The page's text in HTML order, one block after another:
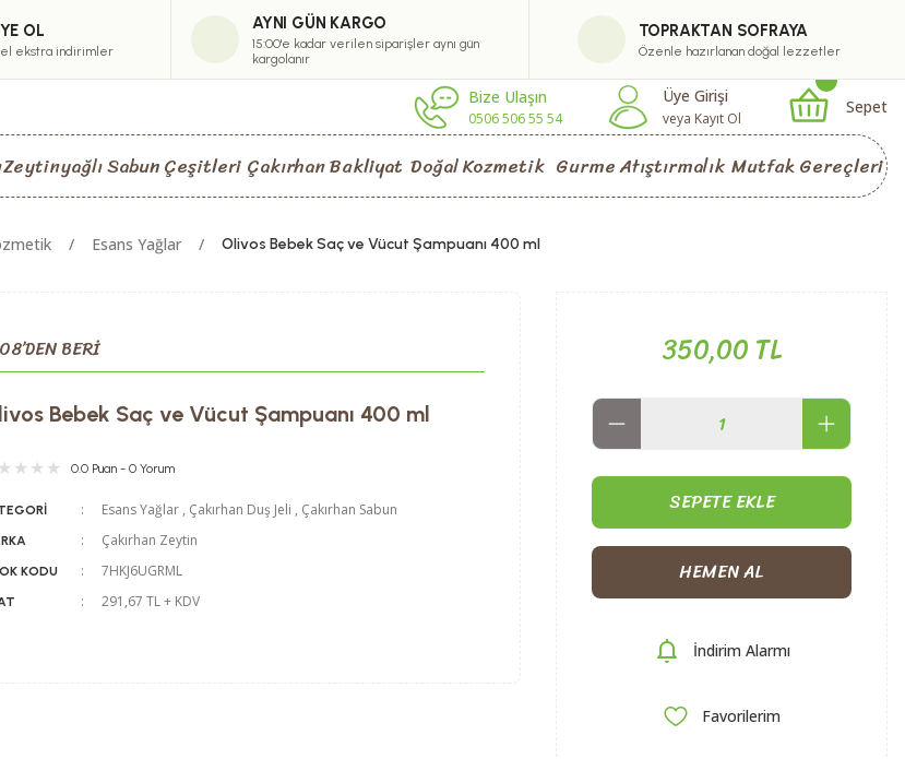
OL
ekstra indirimler
AYNI GÜN KARGO
15:00'e kadar verilen siparişler aynı gün
kargolanır
TOPRAKTAN SOFRAYA
Özenle hazırlanan doğal lezzetler
Bize Ulaşın
0506 506 55 54
Üye Girişi
veya Kayıt Ol
Sepet
Zeytinyağlı Sabun Çeşitleri Çakırhan Bakliyat Doğal Kozmetik Gurme Atıştırmalık Mutfak Gereçleri
Esans Yağlar Olivos Bebek Saç ve Vücut Şampuanı 400 ml
BERİ
Bebek Saç ve Vücut Şampuanı 400 ml
0.0 Puan - 0 Yorum
Esans Yağlar , Çakırhan Duş Jeli , Çakırhan Sabun
Çakırhan Zeytin
KODU 7HKJ6UGRML
291,67 TL + KDV
350,00 TL
SEPETE EKLE
HEMEN AL
İndirim Alarmı